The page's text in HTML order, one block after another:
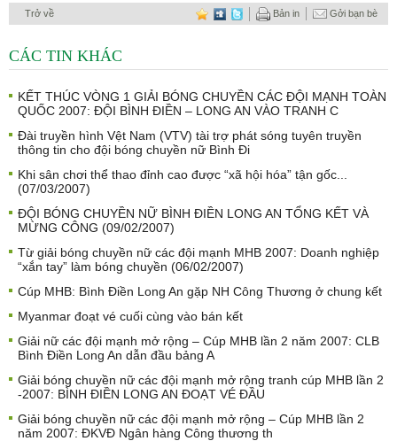
Trở về Gởi bạn bè
Bản in
CÁC TIN KHÁC
KẾT THÚC VÒNG 1 GIẢI BÓNG CHUYỀN CÁC ĐỘI MẠNH TOÀN
QUỐC 2007: ĐỘI BÌNH ĐIỀN – LONG AN VÀO TRANH C
Đài truyền hình Vệt Nam (VTV) tài trợ phát sóng tuyên truyền
thông tin cho đội bóng chuyền nữ Bình Đi
Khi sân chơi thể thao đỉnh cao được “xã hội hóa” tận gốc...
(07/03/2007)
ĐỘI BÓNG CHUYỀN NỮ BÌNH ĐIỀN LONG AN TỔNG KẾT VÀ
MỪNG CÔNG (09/02/2007)
Từ giải bóng chuyền nữ các đội mạnh MHB 2007: Doanh nghiệp
“xắn tay” làm bóng chuyền (06/02/2007)
Cúp MHB: Bình Điền Long An gặp NH Công Thương ở chung kết
Myanmar đoạt vé cuối cùng vào bán kết
Giải nữ các đội mạnh mở rộng – Cúp MHB lần 2 năm 2007: CLB
Bình Điền Long An dẫn đầu bảng A
Giải bóng chuyền nữ các đội mạnh mở rộng tranh cúp MHB lần 2
-2007: BÌNH ĐIỀN LONG AN ĐOẠT VÉ ĐẦU
Giải bóng chuyền nữ các đội mạnh mở rộng – Cúp MHB lần 2
năm 2007: ĐKVĐ Ngân hàng Công thương th